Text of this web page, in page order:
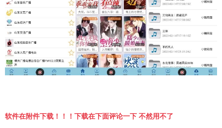
软件在附件下载！！！下载在下面评论一下 不然用不了